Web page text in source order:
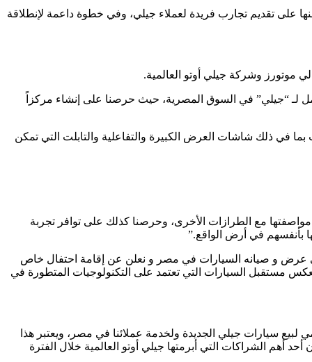
على تقديم تجارب فريدة لعملاء جيلي، وفي خطوة داعمة لإنطلاقة
موتورز وشركة جيلي أوتو العالمية.
لـ “جيلي” في السوق المصرية، حيث حرصنا على إنشاء مركزاً
في ذلك شاشات العرض الكبيرة والتفاعلية والتابلت التي تمكن
مواصفتها مع الطرازات الأخرى، وحرصنا كذلك على توافر تجربة
بأنفسهم في أرض الواقع.”
في عرض و صيانه السيارات في مصر و نعلن عن إقامة احتفال خاص
متميزة وطرازات تعكس مستقبل السيارات التي تعتمد على التكنولوجيات المتطورة في
لبيع سيارات جيلي الجديدة ولخدمة عملائنا في مصر، ويعتبر هذا
أهم الشراكات التي أبرمتها جيلي أوتو العالمية خلال الفترة